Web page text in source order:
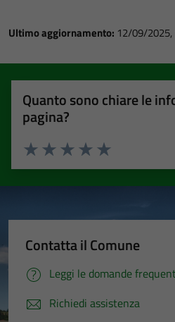
Ultimo aggiornamento: 12/09/2025,
Quanto sono chiare le
pagina?
Valuta 5 stelle
Valuta 4 stelle su 5
Valuta 3 stelle su 5
Valuta 2 stelle su 5
Valuta 1 stelle su 5
Contatta il Comune
Leggi le domande
Richiedi assistenza